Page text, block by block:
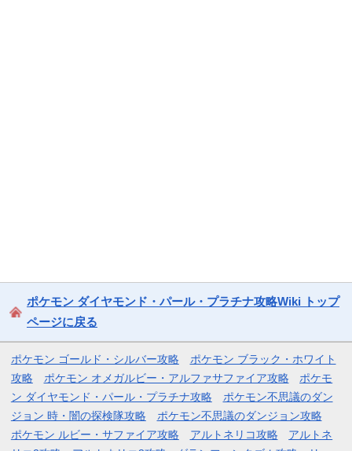
ポケモン ダイヤモンド・パール・プラチナ攻略Wiki トップ
ページに戻る
ポケモン ゴールド・シルバー攻略
ポケモン ブラック・ホワイト
攻略
ポケモン オメガルビー・アルファサファイア攻略
ポケモ
ン ダイヤモンド・パール・プラチナ攻略
ポケモン不思議のダン
ジョン 時・闇の探検隊攻略
ポケモン不思議のダンジョン攻略
ポケモン ルビー・サファイア攻略
アルトネリコ攻略
アルトネ